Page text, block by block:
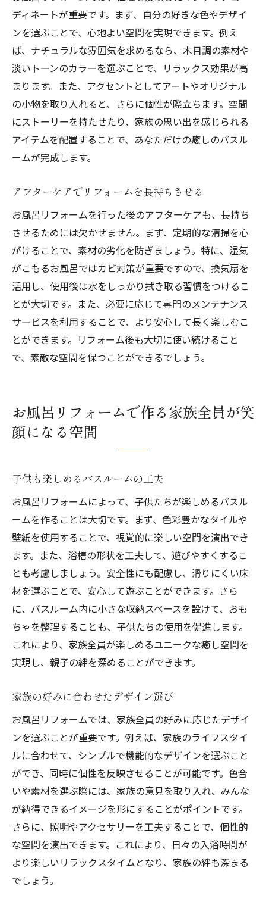
ディネートが重要です。まず、自分の好きな色やデザイ
ンを選ぶことで、心地よい空間を実現できます。例え
ば、ナチュラルな雰囲気を求めるなら、木目調の素材や
淡いトーンのカラーを選ぶことで、リラックス効果が高
まります。また、アクセントとしてアートやオリジナル
の小物を取り入れると、さらに個性が際立ちます。空間
にストーリーを持たせたり、家族の思い出を感じられる
アイテムを配置することで、あなただけの癒しのバスル
ームが完成します。
アフターケアでリフォームを長持ちさせる
お風呂リフォームを行った後のアフターケアも、長持ち
させるためには欠かせません。まず、定期的な清掃を心
がけることで、素材の劣化を防ぎましょう。特に、湿気
がこもるお風呂ではカビ対策が重要ですので、換気扇を
活用し、使用後は水をしっかり拭き取る習慣をつけるこ
とが大切です。また、必要に応じて専門のメンテナンス
サービスを利用することで、より安心して長く楽しむこ
とができます。リフォーム後も大切に使い続けること
で、素敵な空間を保つことができるでしょう。
お風呂リフォームで作る家族全員が笑
顔になる空間
子供も楽しめるバスルームの工夫
お風呂リフォームによって、子供たちが楽しめるバスル
ームを作ることは大切です。まず、色彩豊かなタイルや
壁紙を使用することで、視覚的に楽しい空間を演出でき
ます。また、浴槽の形状を工夫して、遊びやすくするこ
とも考慮しましょう。安全性にも配慮し、滑りにくい床
材を選ぶことで、安心して遊ぶことができます。さら
に、バスルーム内に小さな収納スペースを設けて、おも
ちゃを整理することも、子供たちの使用を促進します。
これにより、家族全員が楽しめるユニークな癒し空間を
実現し、親子の絆を深めることができます。
家族の好みに合わせたデザイン選び
お風呂リフォームでは、家族全員の好みに応じたデザイ
ンを選ぶことが重要です。例えば、家族のライフスタイ
ルに合わせて、シンプルで機能的なデザインを選ぶこと
ができ、同時に個性を反映させることが可能です。色合
いや素材を選ぶ際には、家族の意見を取り入れ、みんな
が納得できるイメージを形にすることがポイントです。
さらに、照明やアクセサリーを工夫することで、個性的
な空間を演出できます。これにより、日々の入浴時間が
より楽しいリラックスタイムとなり、家族の絆も深まる
でしょう。